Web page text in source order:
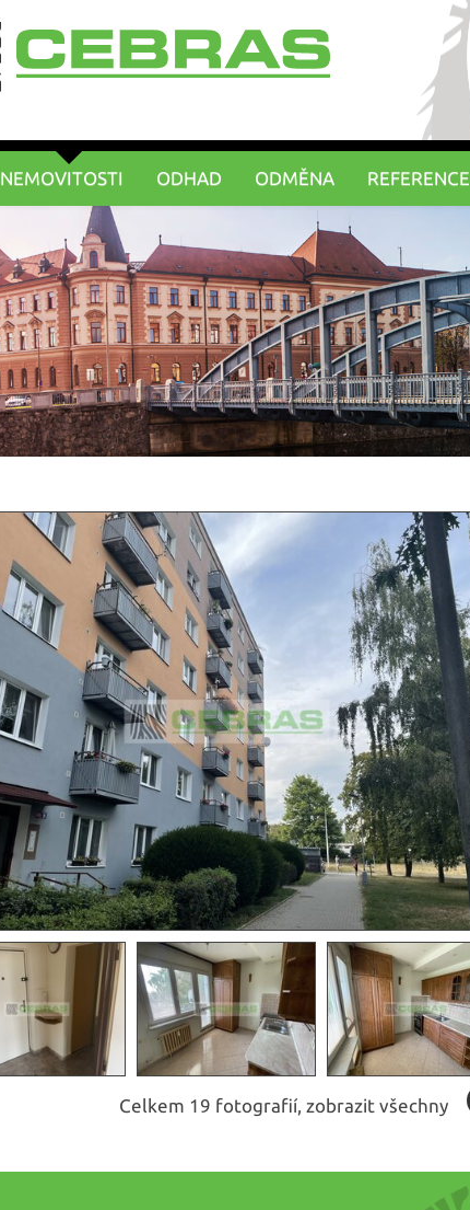
NEMOVITOSTI ODHAD ODMĚNA REFERENCE
Celkem 19 fotografií, zobrazit všechny